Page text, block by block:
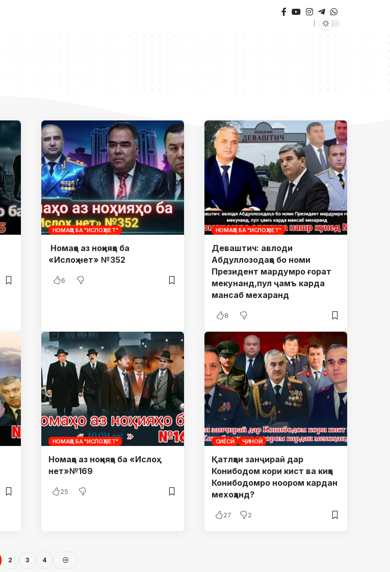
НОМАҲО БА "ИСЛОҲ.НЕТ"
Номаҳо аз ноҳияҳо ба
«Ислоҳ.нет» №352
6
НОМАҲО БА "ИСЛОҲ.НЕТ"
Деваштич: авлоди
Абдуллозодаҳо бо номи
Президент мардумро ғорат
мекунанд,пул ҷамъ карда
мансаб мехаранд
8
НОМАҲО БА "ИСЛОҲ.НЕТ"
Номаҳо аз ноҳияҳо ба «Ислоҳ.
нет»№169
25
СИЁСӢ ҶИНОӢ
Қатлҳои занҷираӣ дар
Конибодом кори кист ва киҳо
Конибодомро ноором кардан
мехоҳанд?
27 2
2 3 4